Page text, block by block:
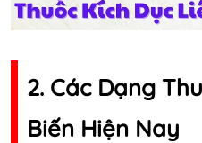
2. Các Dạng
Biến Hiện Nay